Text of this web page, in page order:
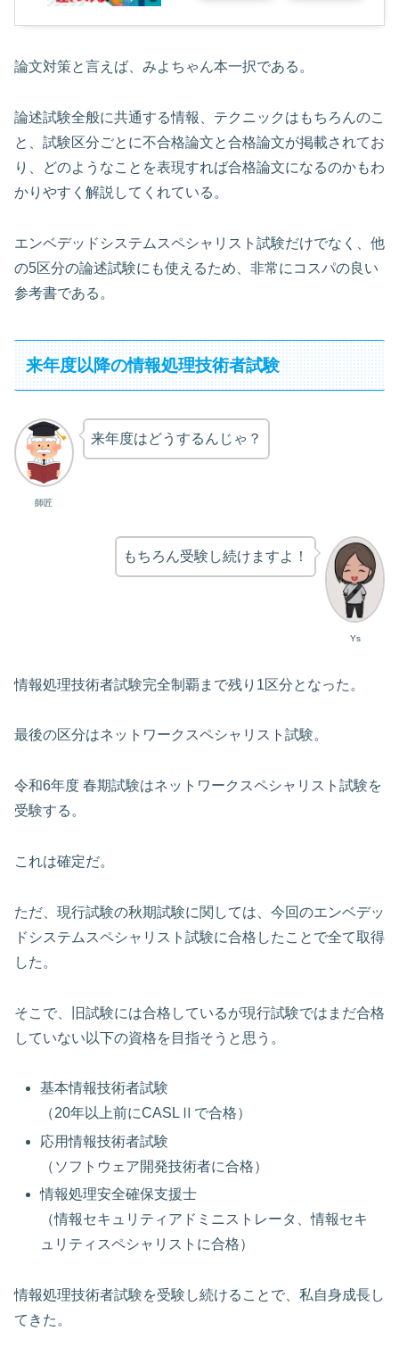
論文対策と言えば、みよちゃん本一択である。
論述試験全般に共通する情報、テクニックはもちろんのこ
と、試験区分ごとに不合格論文と合格論文が掲載されてお
り、どのようなことを表現すれば合格論文になるのかもわ
かりやすく解説してくれている。
エンベデッドシステムスペシャリスト試験だけでなく、他
の5区分の論述試験にも使えるため、非常にコスパの良い
参考書である。
来年度以降の情報処理技術者試験
師匠
来年度はどうするんじゃ？
Ys
もちろん受験し続けますよ！
情報処理技術者試験完全制覇まで残り1区分となった。
最後の区分はネットワークスペシャリスト試験。
令和6年度 春期試験はネットワークスペシャリスト試験を
受験する。
これは確定だ。
ただ、現行試験の秋期試験に関しては、今回のエンベデッ
ドシステムスペシャリスト試験に合格したことで全て取得
した。
そこで、旧試験には合格しているが現行試験ではまだ合格
していない以下の資格を目指そうと思う。
基本情報技術者試験
（20年以上前にCASLⅡで合格）
応用情報技術者試験
（ソフトウェア開発技術者に合格）
情報処理安全確保支援士
（情報セキュリティアドミニストレータ、情報セキ
ュリティスペシャリストに合格）
情報処理技術者試験を受験し続けることで、私自身成長し
てきた。